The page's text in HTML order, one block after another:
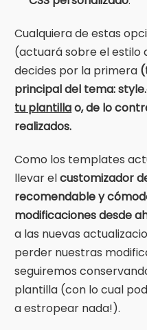
Cualquiera de estas
(actuará sobre el
decides por la primera
principal del tema:
tu plantillao, de lo
realizados.
Como los templates
llevar elcustomizador
recomendable y
modificaciones desde
a las nuevas
perder nuestras
seguiremos
plantilla (con lo cual
a estropear nada!).